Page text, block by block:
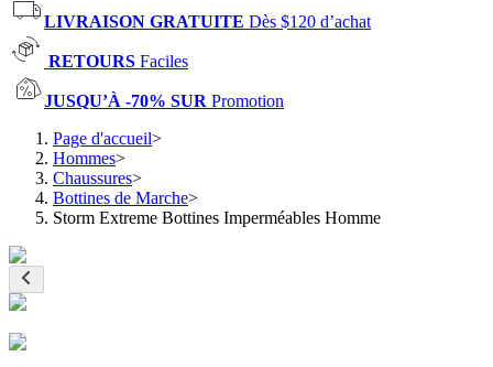
LIVRAISON GRATUITE Dès $120 d’achat
RETOURS Faciles
JUSQU’À -70% SUR Promotion
Page d'accueil>
Hommes>
Chaussures>
Bottines de Marche>
Storm Extreme Bottines Imperméables Homme